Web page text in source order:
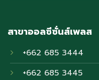
สาขาออลซีซั่นส์เพลส
+662 685 3444
+662 685 3445